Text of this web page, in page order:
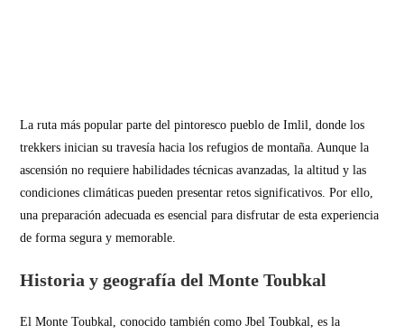
La ruta más popular parte del pintoresco pueblo de Imlil, donde los
trekkers inician su travesía hacia los refugios de montaña. Aunque la
ascensión no requiere habilidades técnicas avanzadas, la altitud y las
condiciones climáticas pueden presentar retos significativos. Por ello,
una preparación adecuada es esencial para disfrutar de esta experiencia
de forma segura y memorable.
Historia y geografía del Monte Toubkal
El Monte Toubkal, conocido también como Jbel Toubkal, es la